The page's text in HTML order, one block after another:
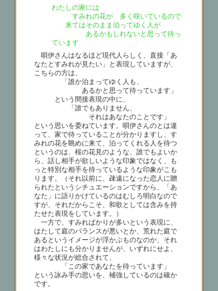
わたしの家には
すみれの花が 多く咲いているので
来てはそのまま泊ってゆく人が
あるかもしれないと思って待っ
ています
唄伊さんはなるほど現代人らしく、直接「あ
なたとすみれが見たい」と表現していますが、
こちらの方は、
「誰か泊まってゆく人も、
あるかと思って待っています」
という間接表現の中に、
「誰でもありません、
それはあなたのことです」
という思いを委ねています。唄伊さんのとは違
って、家で待っていることが分かりますし、す
みれの花を眺めに来て、泊ってくれる人を待つ
というのは、桜の花見のような、誰でもよいか
ら、話し相手が欲しいような印象ではなく、も
っと特別な相手を待っているような印象がこも
ります。（それ以前に、疎遠になった恋人に贈
られたというシチュエーションですから、「あ
なた」に語りかけているのはむしろ明白なので
すが、それだからこそ、和歌としては含みを持
たせた表現をしています。）
一方で、すみればかりが多いという表現に、
はたして庭のバランスが悪いとか、荒れた庭で
あるというイメージが浮かぶものなのか、それ
はわたしにも分かりませんが、いずれにせよ、
様々な状況が総合されて、
「この家であなたを待っています」
という詠み手の思いを、補強しているのは確か
です。